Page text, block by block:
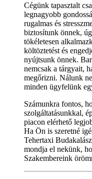
Cégünk tapasztalt
legnagyobb
rugalmas és
biztosítunk önnek,
tökéletesen
költöztetést és
nyújtsunk önnek.
nemcsak a tárgyait,
megőrizni. Nálunk
minden ügyfelünk
Számunkra fontos,
szolgáltatásunkkal,
piacon elérhető
Ha Ön is szeretné
Tehertaxi
mondja el nekünk,
Szakembereink